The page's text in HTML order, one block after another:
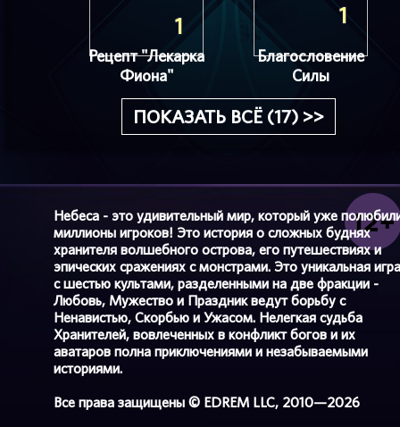
1
Рецепт "Лекарка
Фиона"
1
Благословение
Силы
ПОКАЗАТЬ ВСЁ (17) >>
Небеса - это удивительный мир, который уже
миллионы игроков! Это история о сложных буднях
хранителя волшебного острова, его путешествиях и
эпических сражениях с монстрами. Это уникальная игра
с шестью культами, разделенными на две фракции -
Любовь, Мужество и Праздник ведут борьбу с
Ненавистью, Скорбью и Ужасом. Нелегкая судьба
Хранителей, вовлеченных в конфликт богов и их
аватаров полна приключениями и незабываемыми
историями.
Все права защищены © EDREM LLC, 2010—2026